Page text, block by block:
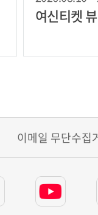
여신티켓
이메일 무단수집